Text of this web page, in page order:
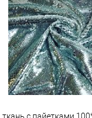
Купить в 1 клик
В избранное
В
ткань с пайетками